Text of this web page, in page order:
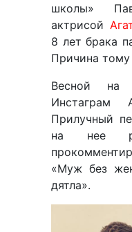
школы»
актрисой
8 лет брака
Причина
Весной на
Инстаграм
Прилучный
на нее
«Муж без
дятла».